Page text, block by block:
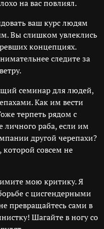
на вас повлиял.
ваш курс людям
Вы слишком увлеклись
концепциях.
следите за
семинар для людей,
Как им вести
терпеть рядом с
личного раба, если им
другой черепахи?
совсем не
мою критику. Я
с цисгендерными
превращайтесь сами в
Шагайте в ногу со